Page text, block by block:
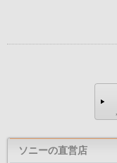
ソニーの直営店